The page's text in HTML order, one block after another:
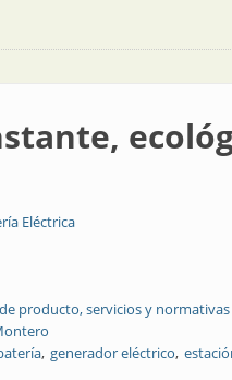
Eléctrica
producto, servicios y normativas
generador eléctrico